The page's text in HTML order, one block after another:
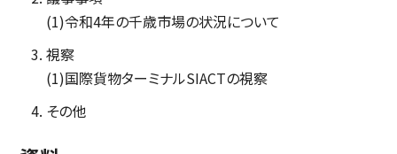
(1)令和4年の千歳市場の状況について
視察
(1)国際貨物ターミナルSIACTの視察
その他